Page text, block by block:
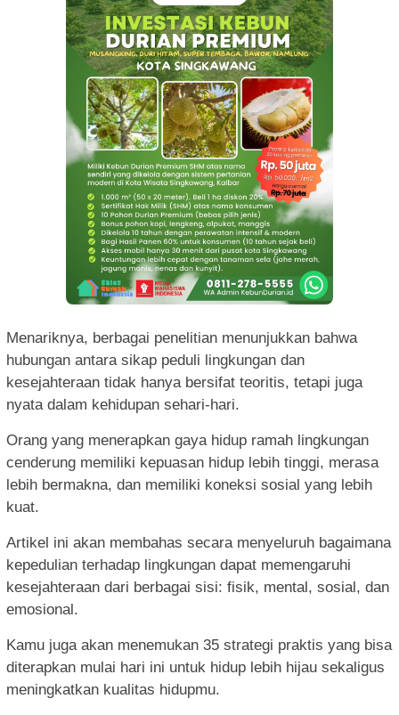
Menariknya, berbagai penelitian menunjukkan bahwa
hubungan antara sikap peduli lingkungan dan
kesejahteraan tidak hanya bersifat teoritis, tetapi juga
nyata dalam kehidupan sehari-hari.
Orang yang menerapkan gaya hidup ramah lingkungan
cenderung memiliki kepuasan hidup lebih tinggi, merasa
lebih bermakna, dan memiliki koneksi sosial yang lebih
kuat.
Artikel ini akan membahas secara menyeluruh bagaimana
kepedulian terhadap lingkungan dapat memengaruhi
kesejahteraan dari berbagai sisi: fisik, mental, sosial, dan
emosional.
Kamu juga akan menemukan 35 strategi praktis yang bisa
diterapkan mulai hari ini untuk hidup lebih hijau sekaligus
meningkatkan kualitas hidupmu.